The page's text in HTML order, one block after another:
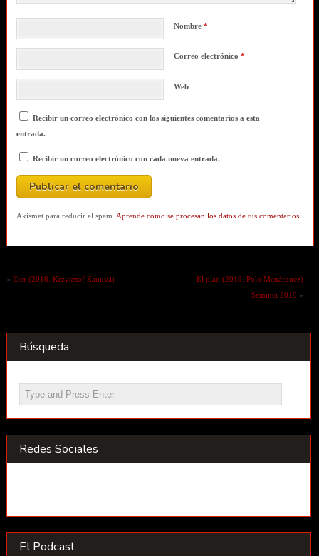
Nombre *
Correo electrónico *
Web
Recibir un correo electrónico con los siguientes comentarios a esta
entrada.
Recibir un correo electrónico con cada nueva entrada.
Akismet para reducir el spam. Aprende cómo se procesan los datos de tus comentarios.
« Eter (2018. Krzysztof Zanussi)
El plan (2019. Polo Menárguez)
Seminci 2019 »
Búsqueda
Redes Sociales
El Podcast